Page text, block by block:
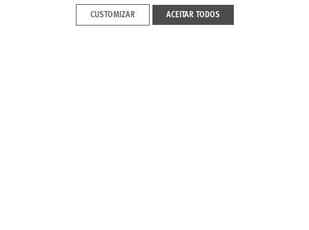
CUSTOMIZAR ACEITAR TODOS